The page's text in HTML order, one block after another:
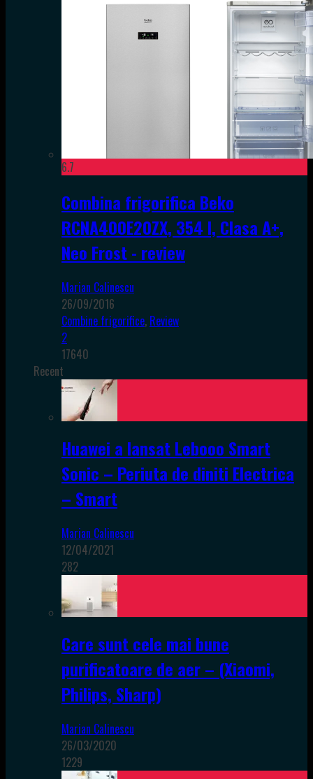
6.7
Combina frigorifica Beko
RCNA400E20ZX, 354 l, Clasa A+,
Neo Frost - review
Marian Calinescu
26/09/2016
Combine frigorifice, Review
2
17640
Recent
Huawei a lansat Lebooo Smart
Sonic – Periuta de diniti Electrica
– Smart
Marian Calinescu
12/04/2021
282
Care sunt cele mai bune
purificatoare de aer – (Xiaomi,
Philips, Sharp)
Marian Calinescu
26/03/2020
1229